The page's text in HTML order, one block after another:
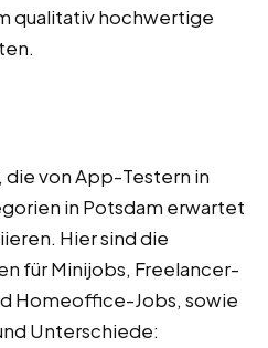
qualitativ hochwertige
von App-Testern in
in Potsdam erwartet
Hier sind die
für Minijobs, Freelancer-
Homeoffice-Jobs, sowie
Unterschiede: